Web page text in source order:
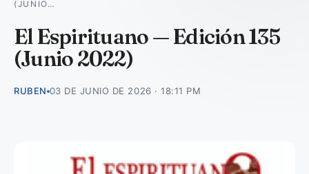
(JUNIO…
El Espirituano — Edición 135
(Junio 2022)
RUBEN 03 DE JUNIO DE 2026 · 18:11 PM